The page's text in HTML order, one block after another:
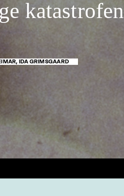
katastrofen
IDA GRIMSGAARD